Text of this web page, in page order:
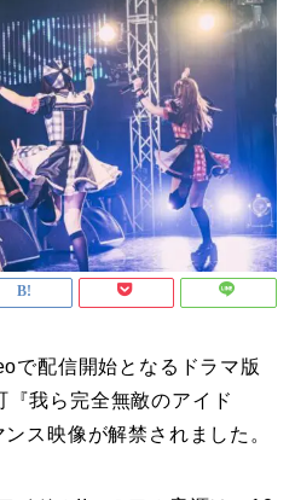
で配信開始となるドラマ版
『我ら完全無敵のアイド
ス映像が解禁されました。